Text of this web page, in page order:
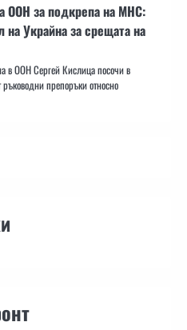
ООН за подкрепа на МНС:
на Украйна за срещата на
в ООН Сергей Кислица посочи в
препоръки относно